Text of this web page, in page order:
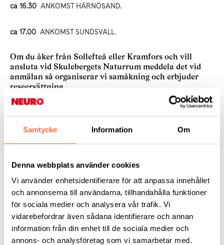
Samtycke Information Om
Denna webbplats använder cookies
Vi använder enhetsidentifierare för att anpassa innehållet
och annonserna till användarna, tillhandahålla funktioner
för sociala medier och analysera vår trafik. Vi
vidarebefordrar även sådana identifierare och annan
information från din enhet till de sociala medier och
annons- och analysföretag som vi samarbetar med.
ca 16.30 ANKOMST HÄRNÖSAND.
ca 17.00 ANKOMST SUNDSVALL.
Om du åker från Sollefteå eller Kramfors och vill
ansluta vid Skulebergets Naturrum meddela det vid
anmälan så organiserar vi samåkning och erbjuder
reseersättning.
Anmälan senast 11 augusti 2024 till Pelle
Kostnad: 300kr per medlem (samma för
medföljande assistent).